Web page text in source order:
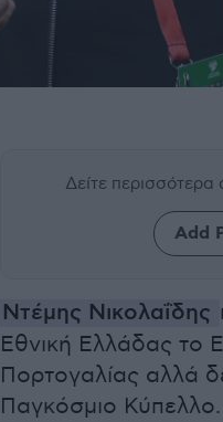
Δείτε
Add
Ντέμης Νικολαΐδης
Εθνική Ελλάδας το
Πορτογαλίας αλλά
Παγκόσμιο Κύπελλο.